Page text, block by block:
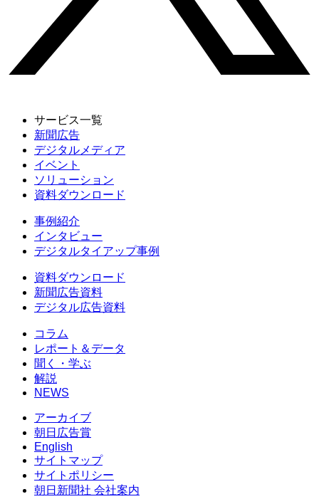
サービス一覧
新聞広告
デジタルメディア
イベント
ソリューション
資料ダウンロード
事例紹介
インタビュー
デジタルタイアップ事例
資料ダウンロード
新聞広告資料
デジタル広告資料
コラム
レポート＆データ
聞く・学ぶ
解説
NEWS
アーカイブ
朝日広告賞
English
サイトマップ
サイトポリシー
朝日新聞社 会社案内